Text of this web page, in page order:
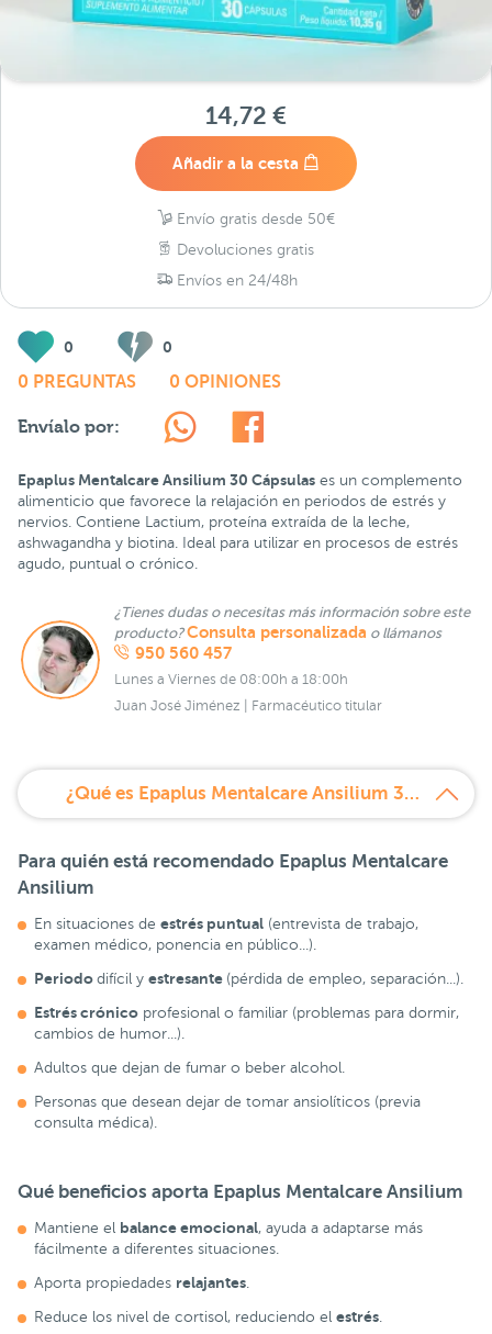
14,72 €
Añadir a la cesta
Envío gratis desde 50€
Devoluciones gratis
Envíos en 24/48h
0 0
0 PREGUNTAS 0 OPINIONES
Envíalo por:
Epaplus Mentalcare Ansilium 30 Cápsulas es un complemento
alimenticio que favorece la relajación en periodos de estrés y
nervios. Contiene Lactium, proteína extraída de la leche,
ashwagandha y biotina. Ideal para utilizar en procesos de estrés
agudo, puntual o crónico.
¿Tienes dudas o necesitas más información sobre este
producto?Consulta personalizada o llámanos
950 560 457
Lunes a Viernes de 08:00h a 18:00h
Juan José Jiménez | Farmacéutico titular
¿Qué es Epaplus Mentalcare Ansilium 30 cápsulas?
Para quién está recomendado Epaplus Mentalcare
Ansilium
En situaciones de estrés puntual (entrevista de trabajo,
examen médico, ponencia en público...).
Periodo difícil y estresante (pérdida de empleo, separación...).
Estrés crónico profesional o familiar (problemas para dormir,
cambios de humor...).
Adultos que dejan de fumar o beber alcohol.
Personas que desean dejar de tomar ansiolíticos (previa
consulta médica).
Qué beneficios aporta Epaplus Mentalcare Ansilium
Mantiene el balance emocional, ayuda a adaptarse más
fácilmente a diferentes situaciones.
Aporta propiedades relajantes.
Reduce los nivel de cortisol, reduciendo el estrés.